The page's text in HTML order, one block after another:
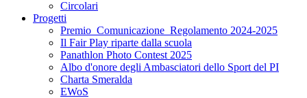
Circolari
Progetti
Premio_Comunicazione_Regolamento 2024-2025
Il Fair Play riparte dalla scuola
Panathlon Photo Contest 2025
Albo d'onore degli Ambasciatori dello Sport del PI
Charta Smeralda
EWoS